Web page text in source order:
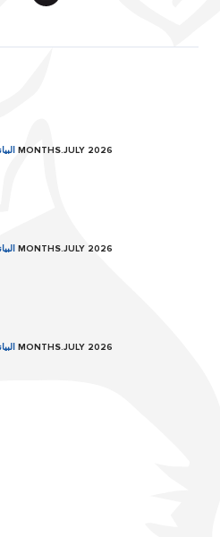
26 MONTHS.JULY 2026
25 MONTHS.JULY 2026
24 MONTHS.JULY 2026